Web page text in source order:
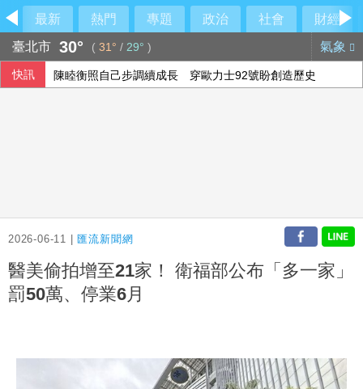
最新 熱門 專題 政治 社會
財經
臺北市 30° ( 31° / 29° ) 氣象
快訊 陳睦衡照自己步調續成長 穿歐力士92號盼創造歷史
2026-06-11 | 匯流新聞網
醫美偷拍增至21家！ 衛福部公布「多一家」
罰50萬、停業6月